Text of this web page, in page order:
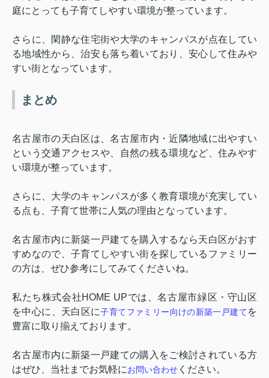
庭にとっても子育てしやすい環境が整っています。
さらに、閑静な住宅街や大学のキャンパスが点在してい
る地域性から、治安も落ち着いており、安心して住みや
すい街となっています。
まとめ
名古屋市の天白区は、名古屋市内・近隣地域に出やすい
という交通アクセスや、自然の残る環境など、住みやす
い環境が整っています。
さらに、大学のキャンパスが多く教育環境が充実してい
る点も、子育て世帯に人気の理由となっています。
名古屋市内に新築一戸建てを購入するなら天白区がおす
すめなので、子育てしやすい街を探しているファミリー
の方は、ぜひ参考にしてみてくださいね。
私たち株式会社HOME UPでは、名古屋市緑区・守山区
を中心に、天白区に子育てファミリー向けの新築一戸建てを
豊富に取り揃えております。
名古屋市内に新築一戸建ての購入をご検討されている方
はぜひ、当社までお気軽にお問い合わせ ください。